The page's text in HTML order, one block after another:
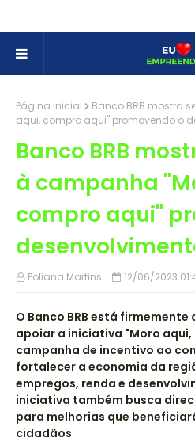
Página inicial
Banco BRB mostra
aqui, compro aqui" promovendo o
Banco BRB
à campanha
compro aqui"
Poliana Martins 12/06/2023
O Banco BRB está
apoiar a iniciativa "Moro
campanha de incentivo ao
fortalecer a economia da
empregos, renda e
iniciativa também busca
para melhorias que
cidadãos